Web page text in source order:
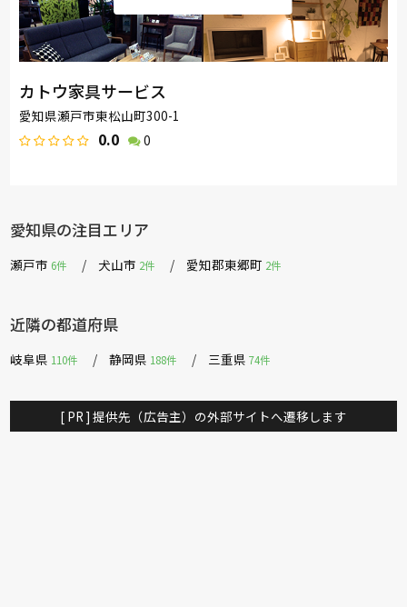
カトウ家具サービス
愛知県瀬戸市東松山町300-1
0.0 0
愛知県の注目エリア
瀬戸市 6件 犬山市 2件 愛知郡東郷町 2件
近隣の都道府県
岐阜県 110件 静岡県 188件 三重県74件
[ PR ] 提供先（広告主）の外部サイトへ遷移します